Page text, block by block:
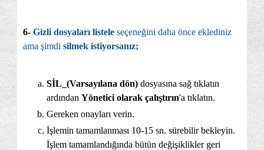
6- Gizli dosyaları listele seçeneğini daha önce eklediniz
ama şimdi silmek istiyorsanız;
SİL_(Varsayılana dön) dosyasına sağ tıklatın
ardından Yönetici olarak çalıştırın'a tıklatın.
Gereken onayları verin.
İşlemin tamamlanması 10-15 sn. sürebilir bekleyin.
İşlem tamamlandığında bütün değişiklikler geri